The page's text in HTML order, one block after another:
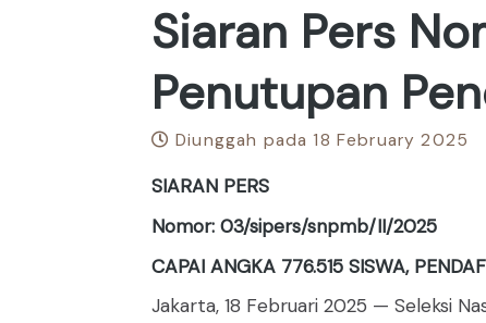
Siaran Pers
Penutupan
Diunggah pada 18 February 2025
SIARAN PERS
Nomor: 03/sipers/snpmb/II/2025
CAPAI ANGKA 776.515 SISWA,
Jakarta, 18 Februari 2025 — Seleksi